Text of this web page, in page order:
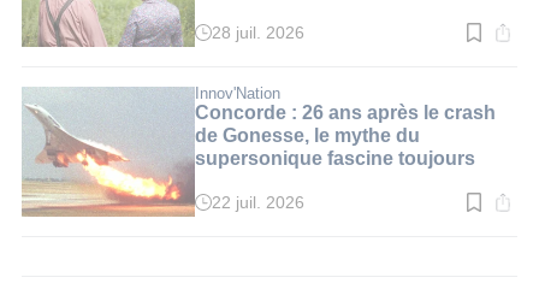
Temps
:
3
min.
28 juil. 2026
Innov'Nation
Concorde : 26 ans après le crash
de Gonesse, le mythe du
supersonique fascine toujours
Temps
22 juil. 2026